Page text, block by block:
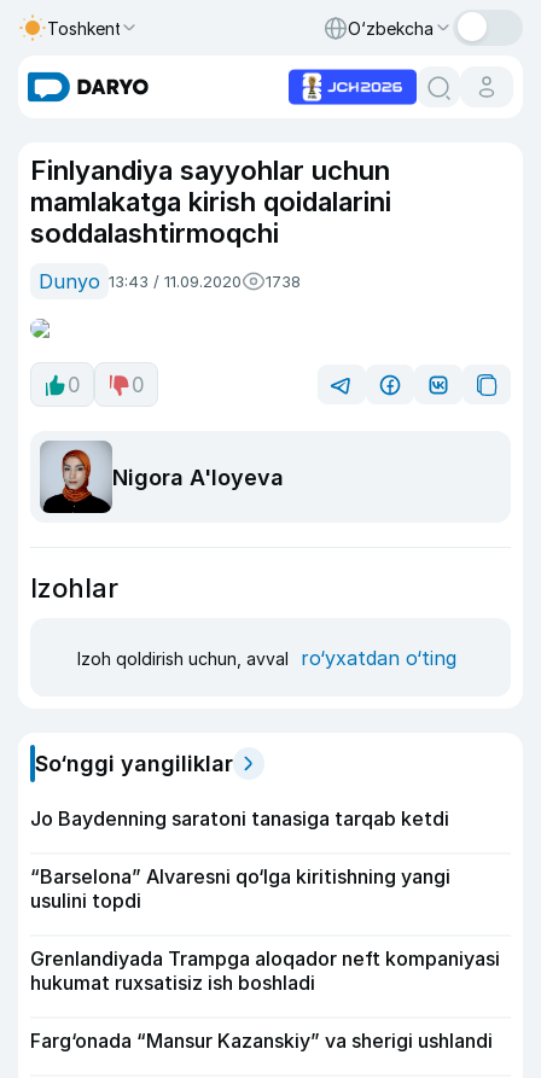
Toshkent O‘zbekcha
Finlyandiya sayyohlar uchun
mamlakatga kirish qoidalarini
soddalashtirmoqchi
Dunyo 13:43 / 11.09.2020 1738
0 0
Nigora A'loyeva
Izohlar
Izoh qoldirish uchun, avval ro‘yxatdan o‘ting
So‘nggi yangiliklar
Jo Baydenning saratoni tanasiga tarqab ketdi
“Barselona” Alvaresni qo‘lga kiritishning yangi
usulini topdi
Grenlandiyada Trampga aloqador neft kompaniyasi
hukumat ruxsatisiz ish boshladi
Farg‘onada “Mansur Kazanskiy” va sherigi ushlandi